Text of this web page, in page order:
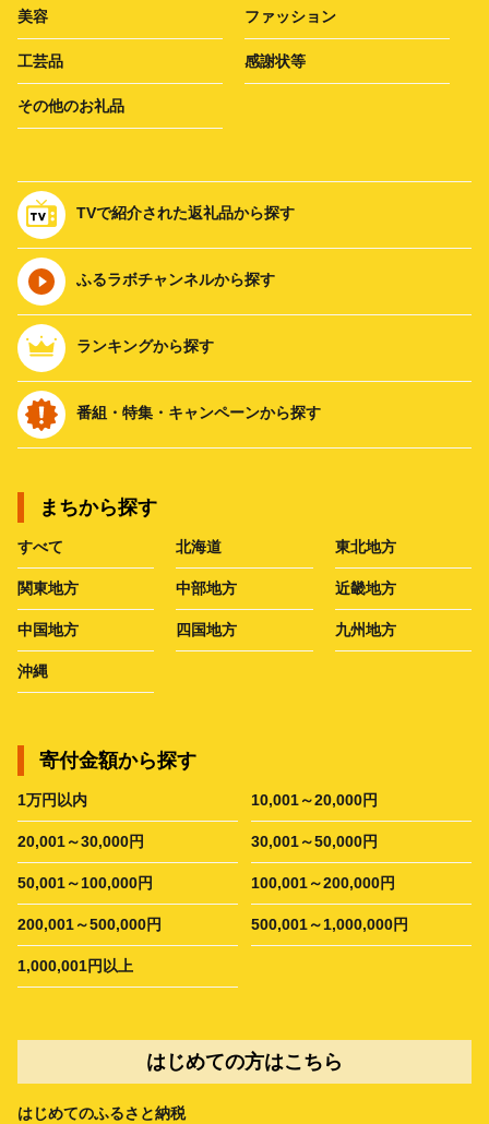
美容 ファッション
工芸品 感謝状等
その他のお礼品
TVで紹介された返礼品から探す
ふるラボチャンネルから探す
ランキングから探す
番組・特集・キャンペーンから探す
まちから探す
すべて 北海道 東北地方
関東地方 中部地方 近畿地方
中国地方 四国地方 九州地方
沖縄
寄付金額から探す
1万円以内 10,001～20,000円
20,001～30,000円 30,001～50,000円
50,001～100,000円 100,001～200,000円
200,001～500,000円 500,001～1,000,000円
1,000,001円以上
はじめての方はこちら
はじめてのふるさと納税